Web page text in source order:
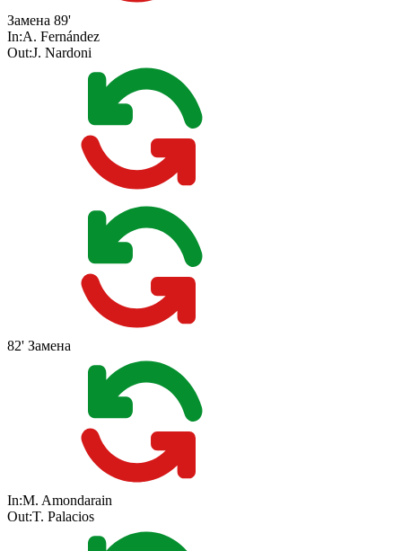
Замена 89'
In:A. Fernández
Out:J. Nardoni
82' Замена
In:M. Amondarain
Out:T. Palacios